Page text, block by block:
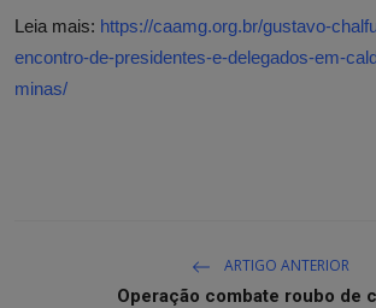
Leia mais: https://caamg.org.br/gustavo-
encontro-de-presidentes-e-delegados-em-
minas/
ARTIGO ANTERIOR
Operação combate roubo de